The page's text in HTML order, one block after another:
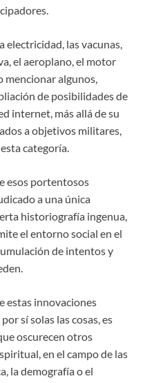
electricidad, las vacunas,
el aeroplano, el motor
mencionar algunos,
de posibilidades de
internet, más allá de su
a objetivos militares,
categoría.
esos portentosos
a una única
historiografía ingenua,
el entorno social en el
de intentos y
estas innovaciones
sí solas las cosas, es
oscurecen otros
en el campo de las
la demografía o el